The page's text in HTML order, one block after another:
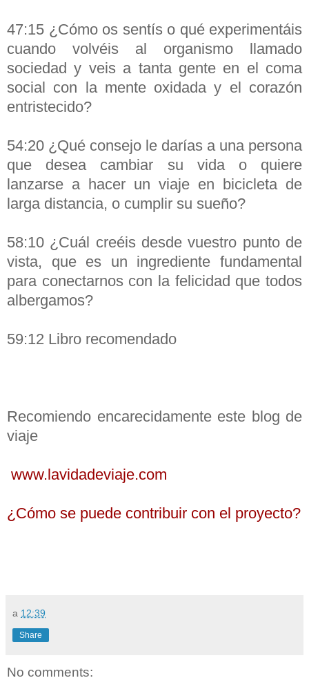
47:15 ¿Cómo os sentís o qué experimentáis
cuando volvéis al organismo llamado
sociedad y veis a tanta gente en el coma
social con la mente oxidada y el corazón
entristecido?
54:20 ¿Qué consejo le darías a una persona
que desea cambiar su vida o quiere
lanzarse a hacer un viaje en bicicleta de
larga distancia, o cumplir su sueño?
58:10 ¿Cuál creéis desde vuestro punto de
vista, que es un ingrediente fundamental
para conectarnos con la felicidad que todos
albergamos?
59:12 Libro recomendado
Recomiendo encarecidamente este blog de
viaje
www.lavidadeviaje.com
¿Cómo se puede contribuir con el proyecto?
a 12:39
Share
No comments: